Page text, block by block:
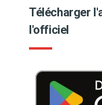
Télécharger
l'officiel